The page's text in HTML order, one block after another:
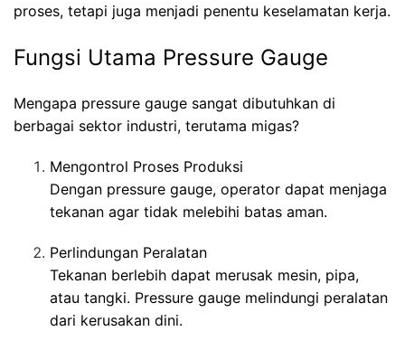
proses, tetapi juga menjadi penentu keselamatan kerja.
Fungsi Utama Pressure Gauge
Mengapa pressure gauge sangat dibutuhkan di
berbagai sektor industri, terutama migas?
Mengontrol Proses Produksi
Dengan pressure gauge, operator dapat menjaga
tekanan agar tidak melebihi batas aman.
Perlindungan Peralatan
Tekanan berlebih dapat merusak mesin, pipa,
atau tangki. Pressure gauge melindungi peralatan
dari kerusakan dini.